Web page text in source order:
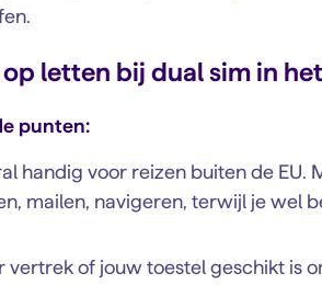
letten bij dual sim in
punten:
handig voor reizen buiten de EU.
mailen, navigeren, terwijl je wel
vertrek of jouw toestel geschikt is